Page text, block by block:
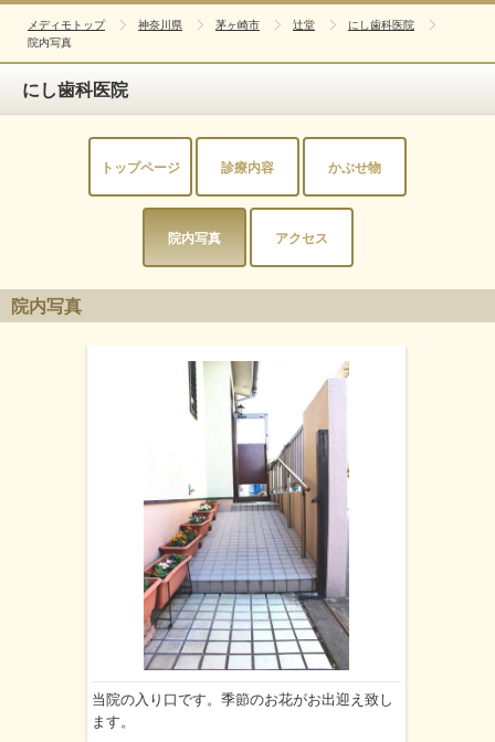
メディモトップ 神奈川県 茅ヶ崎市 辻堂
にし歯科医院
院内写真
にし歯科医院
トップページ 診療内容 かぶせ物
院内写真 アクセス
院内写真
当院の入り口です。季節のお花がお出迎え致し
ます。